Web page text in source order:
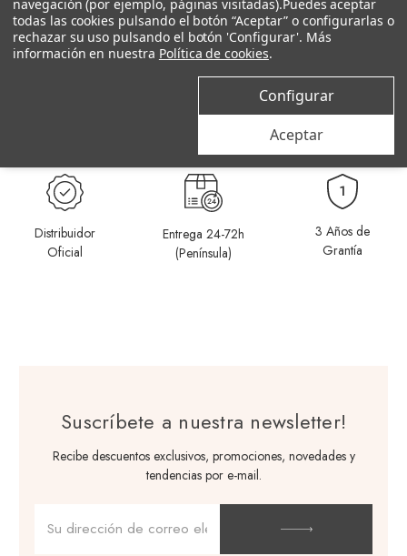
¿Por qué comprar en Castejón?
Distribuidor
Oficial
Entrega 24-72h
(Península)
3 Años de
Grantía
Suscríbete a nuestra newsletter!
Recibe descuentos exclusivos, promociones, novedades y
tendencias por e-mail.
de
correo
navegación (por ejemplo, páginas visitadas).Puedes aceptar
todas las cookies pulsando el botón “Aceptar” o configurarlas o
rechazar su uso pulsando el botón 'Configurar'. Más
información en nuestra Política de cookies.
Configurar
Aceptar